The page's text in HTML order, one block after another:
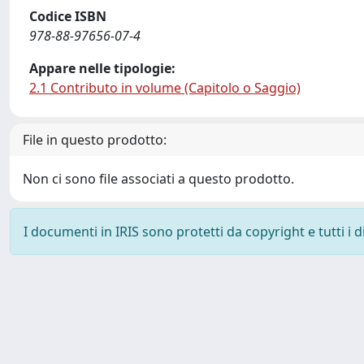
Codice ISBN
978-88-97656-07-4
Appare nelle tipologie:
2.1 Contributo in volume (Capitolo o Saggio)
File in questo prodotto:
Non ci sono file associati a questo prodotto.
I documenti in IRIS sono protetti da copyright e tutti i